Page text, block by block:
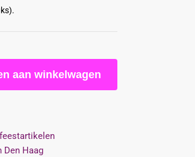
aan winkelwagen
Den Haag